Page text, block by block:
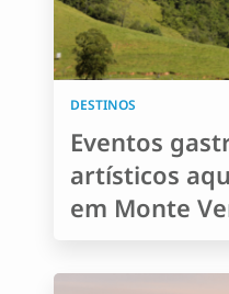
DESTINOS
Eventos
artísticos
em Monte